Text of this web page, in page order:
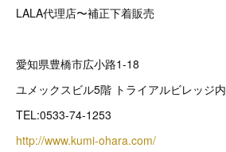
LALA代理店〜補正下着販売
愛知県豊橋市広小路1-18
ユメックスビル5階 トライアルビレッジ内
TEL:0533-74-1253
http://www.kumi-ohara.com/